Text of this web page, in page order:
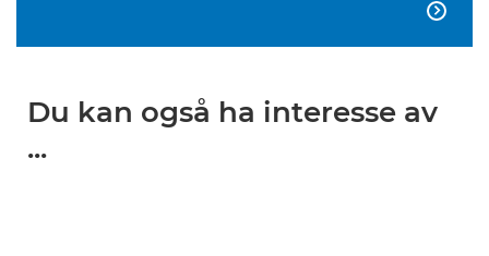

Du kan også ha interesse av
...